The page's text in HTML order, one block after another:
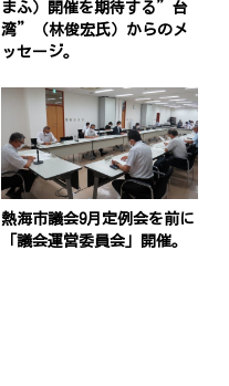
まふ）開催を期待する”台
湾”（林俊宏氏）からのメ
ッセージ。
熱海市議会9月定例会を前に
「議会運営委員会」開催。